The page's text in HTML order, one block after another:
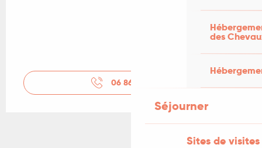
des
Séjourner
Sites de visites
06 86 47 88